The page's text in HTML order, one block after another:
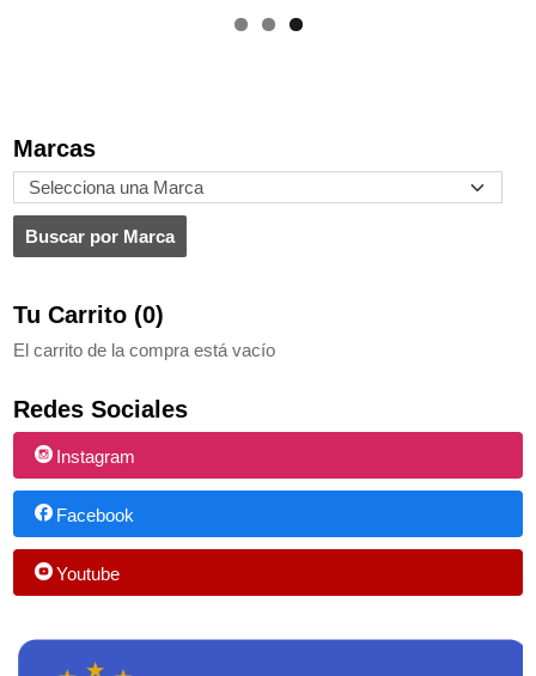
Marcas
Tu Carrito (0)
El carrito de la compra está vacío
Redes Sociales
Instagram
Facebook
Youtube